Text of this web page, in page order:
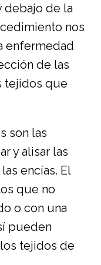
debajo de la
nos
enfermedad
de las
tejidos que
son las
y alisar las
encías. El
que no
o con una
pueden
tejidos de